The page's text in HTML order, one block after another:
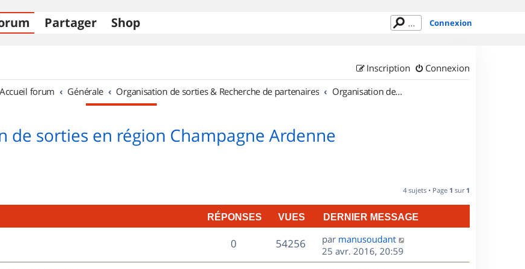
Partager Shop Connexion
Connexion
Inscription
Accueil forum Générale Organisation de sorties & Recherche de partenaires Organisation de sorties en région Champagne Ardenne
de sorties en région Champagne Ardenne
4 sujets • Page 1 sur 1
RÉPONSES VUES DERNIER MESSAGE
0R
é
54256V
u
D
e
r
par manusoudant
25 avr. 2016, 20:59